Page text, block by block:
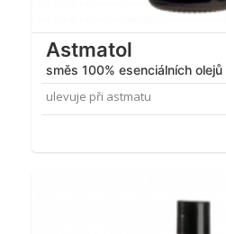
Astmatol
směs 100% esenciálních olejů
ulevuje při astmatu